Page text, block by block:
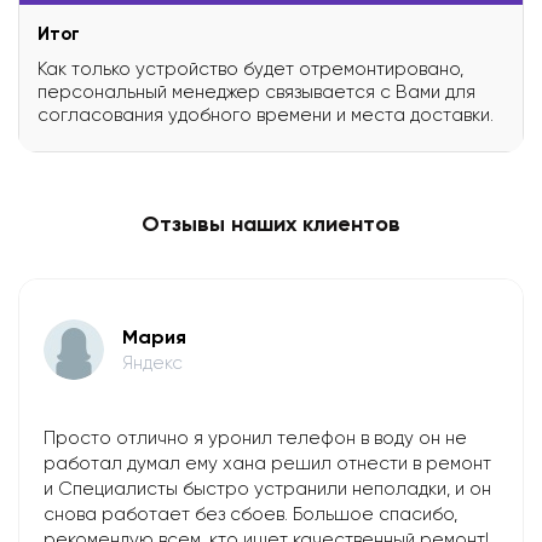
Итог
Как только устройство будет отремонтировано,
персональный менеджер связывается с Вами для
согласования удобного времени и места доставки.
Отзывы наших клиентов
Мария
Яндекс
Просто отлично я уронил телефон в воду он не
работал думал ему хана решил отнести в ремонт
и Специалисты быстро устранили неполадки, и он
снова работает без сбоев. Большое спасибо,